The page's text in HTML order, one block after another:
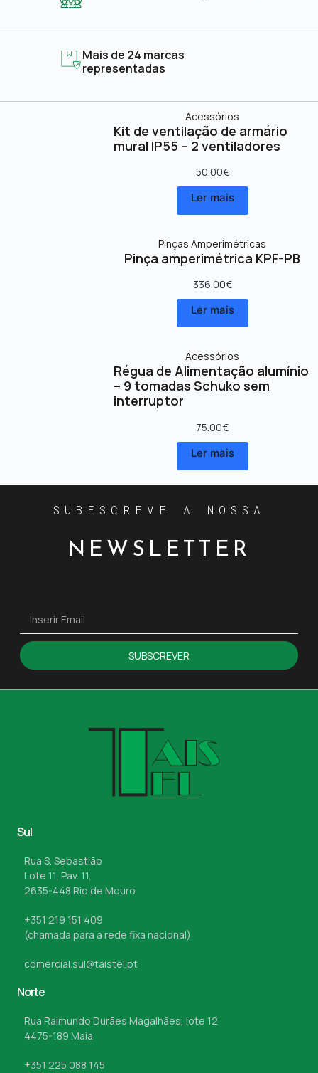
Mais de 24 marcas
representadas
Acessórios
Kit de ventilação de armário
mural IP55 – 2 ventiladores
50.00€
Ler mais
Pinças Amperimétricas
Pinça amperimétrica KPF-PB
336.00€
Ler mais
Acessórios
Régua de Alimentação alumínio
– 9 tomadas Schuko sem
interruptor
75.00€
Ler mais
SUBESCREVE A NOSSA
NEWSLETTER
SUBSCREVER
Sul
Rua S. Sebastião
Lote 11, Pav. 11,
2635-448 Rio de Mouro
+351 219 151 409
(chamada para a rede fixa nacional)
comercial.sul@taistel.pt
Norte
Rua Raimundo Durães Magalhães, lote 12
4475-189 Maia
+351 225 088 145